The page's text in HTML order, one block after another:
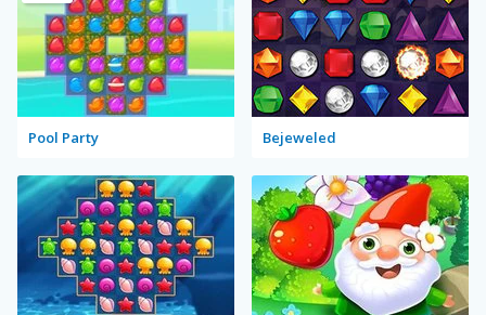
Pool Party Bejeweled